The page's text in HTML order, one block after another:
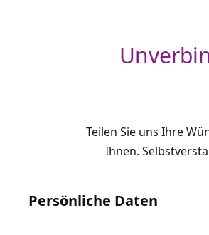
Teilen Sie uns Ihre
Ihnen.
Persönliche Daten